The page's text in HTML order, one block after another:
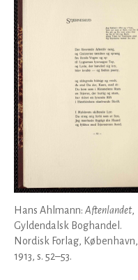
Hans Ahlmann: Aftenlandet,
Gyldendalsk Boghandel.
Nordisk Forlag, København,
1913, s. 52–53.